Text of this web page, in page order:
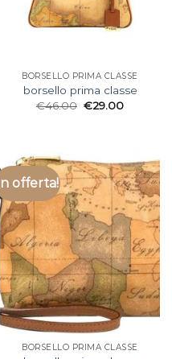
BORSELLO PRIMA CLASSE
borsello prima classe
€46.00 €29.00
In offerta!
BORSELLO PRIMA CLASSE